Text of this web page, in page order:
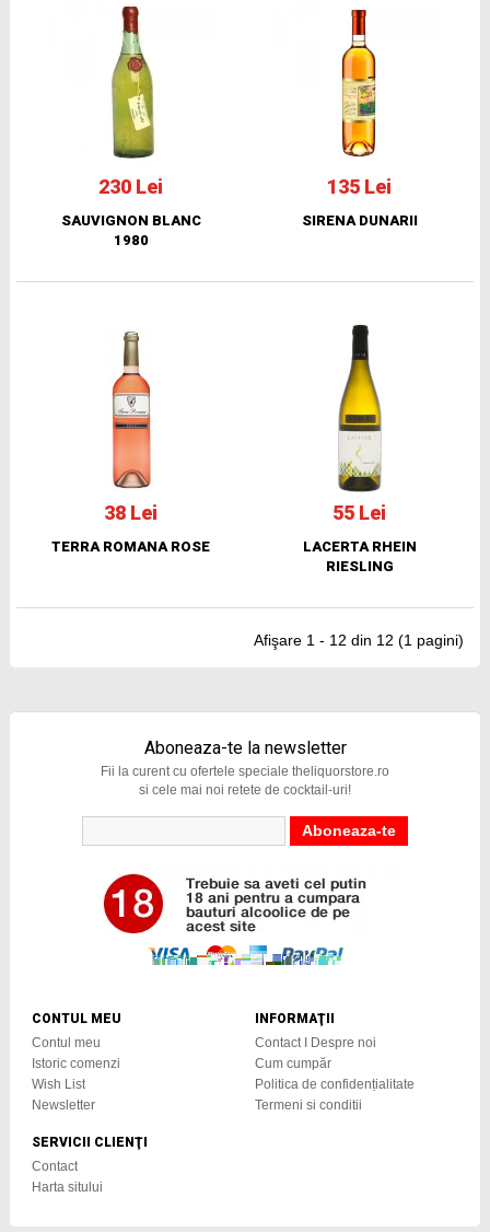
230 Lei
SAUVIGNON BLANC
1980
135 Lei
SIRENA DUNARII
38 Lei
TERRA ROMANA ROSE
55 Lei
LACERTA RHEIN
RIESLING
Afişare 1 - 12 din 12 (1 pagini)
Aboneaza-te la newsletter
Fii la curent cu ofertele speciale theliquorstore.ro
si cele mai noi retete de cocktail-uri!
CONTUL MEU
Contul meu
Istoric comenzi
Wish List
Newsletter
SERVICII CLIENŢI
Contact
Harta sitului
INFORMAŢII
Contact I Despre noi
Cum cumpăr
Politica de confidențialitate
Termeni si conditii